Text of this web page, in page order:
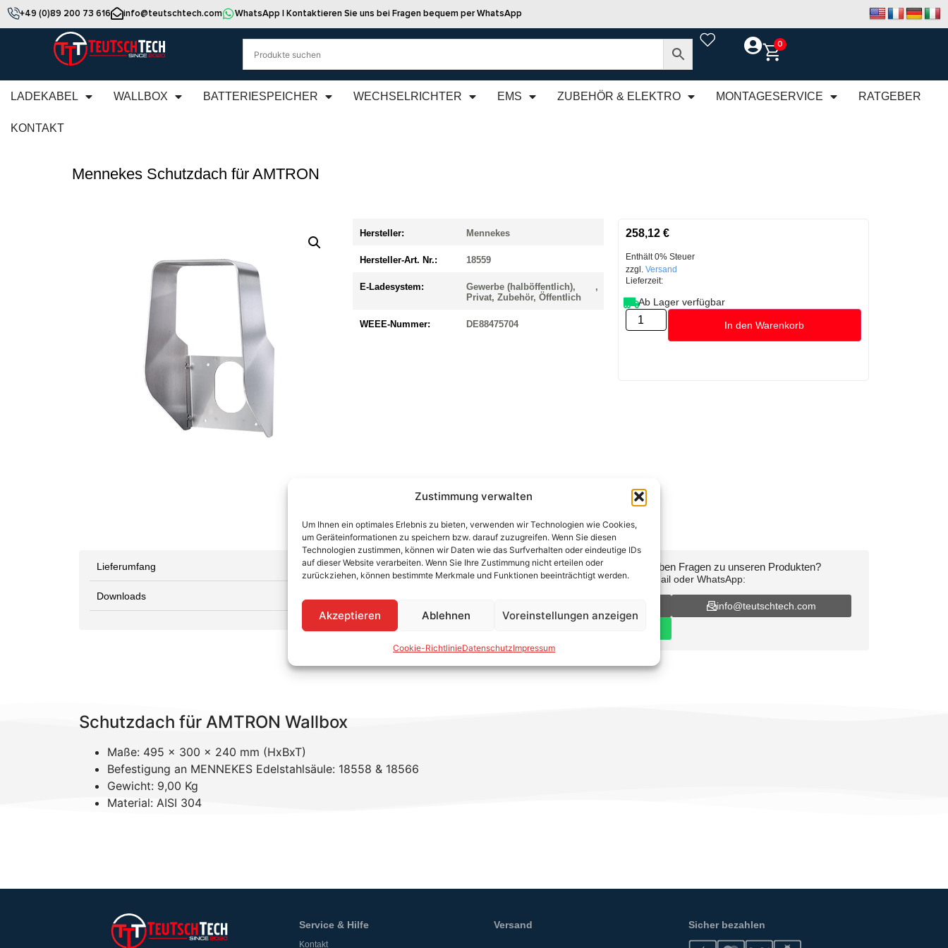
Zustimmung verwalten
Um Ihnen ein optimales Erlebnis zu bieten, verwenden wir Technologien wie Cookies,
um Geräteinformationen zu speichern bzw. darauf zuzugreifen. Wenn Sie diesen
Technologien zustimmen, können wir Daten wie das Surfverhalten oder eindeutige IDs
auf dieser Website verarbeiten. Wenn Sie Ihre Zustimmung nicht erteilen oder
zurückziehen, können bestimmte Merkmale und Funktionen beeinträchtigt werden.
Akzeptieren Ablehnen Voreinstellungen anzeigen
Cookie-RichtlinieDatenschutzImpressum
+49 (0)89 200 73 616 info@teutschtech.com WhatsApp | Kontaktieren Sie uns bei Fragen bequem per WhatsApp
0
LADEKABEL WALLBOX BATTERIESPEICHER WECHSELRICHTER EMS ZUBEHÖR & ELEKTRO MONTAGESERVICE RATGEBER
KONTAKT
Mennekes Schutzdach für AMTRON
Hersteller: Mennekes
Hersteller-Art. Nr.: 18559
E-Ladesystem:
Gewerbe (halböffentlich),
Privat, Zubehör, Öffentlich
,
WEEE-Nummer: DE88475704
258,12 €
Enthält 0% Steuer
zzgl. Versand
Lieferzeit:
Ab Lager verfügbar
In den Warenkorb
Lieferumfang
Downloads
Benötigen Sie eine Beratung oder haben Fragen zu unseren Produkten?
Kontaktieren Sie uns per Telefon, E-Mail oder WhatsApp:
info@teutschtech.com
Schutzdach für AMTRON Wallbox
Maße: 495 x 300 x 240 mm (HxBxT)
Befestigung an MENNEKES Edelstahlsäule: 18558 & 18566
Gewicht: 9,00 Kg
Material: AISI 304
Service & Hilfe
Kontakt
Versand Sicher bezahlen